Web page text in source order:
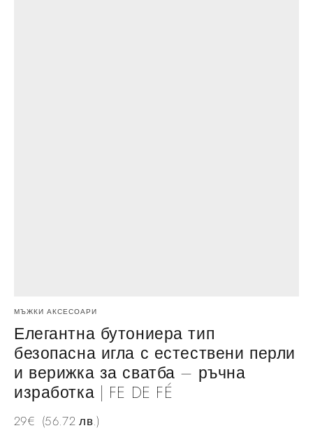
МЪЖКИ АКСЕСОАРИ
Елегантна бутониера тип
безопасна игла с естествени перли
и верижка за сватба – ръчна
изработка | FE DE FÉ
29€ (56.72 лв.)